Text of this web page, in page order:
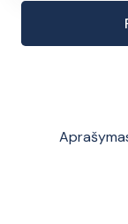
kiekis: